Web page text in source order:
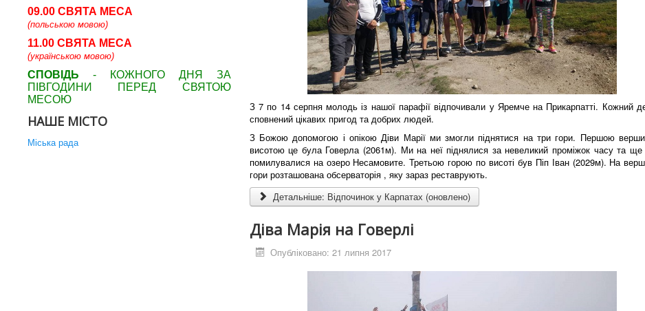
09.00 СВЯТА МЕСА
(польською мовою)
11.00 СВЯТА МЕСА
(українською мовою)
СПОВІДЬ - КОЖНОГО ДНЯ ЗА
ПІВГОДИНИ ПЕРЕД СВЯТОЮ
МЕСОЮ
НАШЕ МІСТО
Міська рада
З 7 по 14 серпня молодь із нашої парафії відпочивали у Яремче на Прикарпатті. Кожний
сповнений цікавих пригод та добрих людей.
З Божою допомогою і опікою Діви Марії ми змогли піднятися на три гори. Першою
висотою це була Говерла (2061м). Ми на неї піднялися за невеликий проміжок часу та ще
помилувалися на озеро Несамовите. Третьою горою по висоті був Піп Іван (2029м). На
гори розташована обсерваторія , яку зараз реставрують.
Детальніше: Відпочинок у Карпатах (оновлено)
Діва Марія на Говерлі
Опубліковано: 21 липня 2017